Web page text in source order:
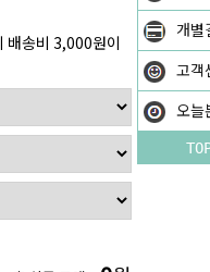
개별
고객
오늘
배송비 3,000원이